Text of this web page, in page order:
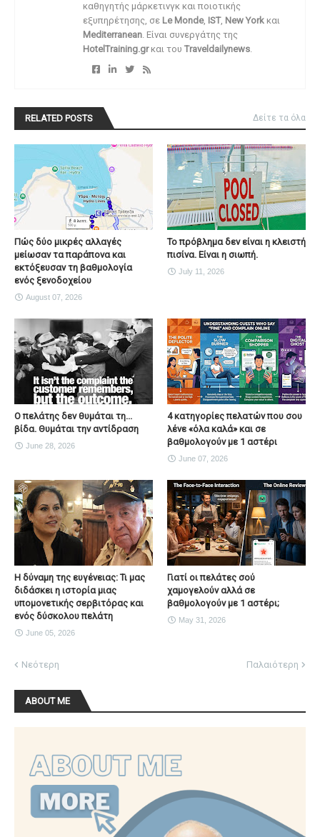
καθηγητής μάρκετινγκ και ποιοτικής
εξυπηρέτησης, σε Le Monde, IST, New York και
Mediterranean . Είναι συνεργάτης της
HotelTraining.grκαι του Traveldailynews
RELATED POSTS Δείτε τα όλα
Πώς δύο μικρές αλλαγές
μείωσαν τα παράπονα και
εκτόξευσαν τη βαθμολογία
ενός ξενοδοχείου
August 07, 2026
Το πρόβλημα δεν είναι η κλειστή
πισίνα. Είναι η σιωπή.
July 11, 2026
Ο πελάτης δεν θυμάται τη...
βίδα. Θυμάται την αντίδραση
June 28, 2026
4 κατηγορίες πελατών που σου
λένε «όλα καλά» και σε
βαθμολογούν με 1 αστέρι
June 07, 2026
Η δύναμη της ευγένειας: Τι μας
διδάσκει η ιστορία μιας
υπομονετικής σερβιτόρας και
ενός δύσκολου πελάτη
June 05, 2026
Γιατί οι πελάτες σού
χαμογελούν αλλά σε
βαθμολογούν με 1 αστέρι;
May 31, 2026
Νεότερη Παλαιότερη
ABOUT ME